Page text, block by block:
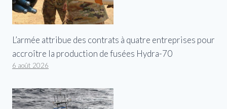
L’armée attribue des contrats à quatre entreprises pour
accroître la production de fusées Hydra-70
6 août 2026